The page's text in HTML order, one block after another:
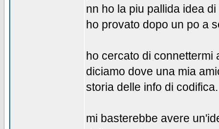
nn ho la piu pallida idea
ho provato dopo un po a
ho cercato di connettermi
diciamo dove una mia
storia delle info di codifica.
mi basterebbe avere